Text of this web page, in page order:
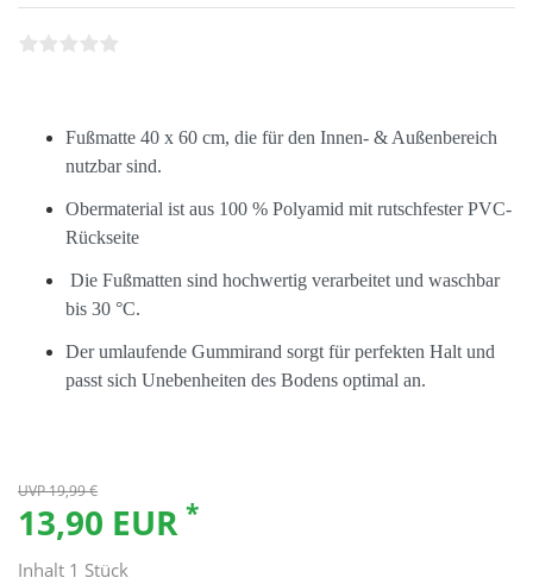
Fußmatte 40 x 60 cm, die für den Innen- & Außenbereich
nutzbar sind.
Obermaterial ist aus 100 % Polyamid mit rutschfester PVC-
Rückseite
Die Fußmatten sind hochwertig verarbeitet und waschbar
bis 30 °C.
Der umlaufende Gummirand sorgt für perfekten Halt und
passt sich Unebenheiten des Bodens optimal an.
UVP 19,99 €
13,90 EUR *
Inhalt 1 Stück